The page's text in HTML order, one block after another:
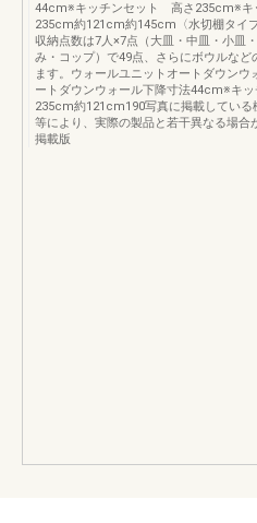
44cm※キッチンセット 高さ235cm※キ
235cm約121cm約145cm〈水切棚タイ
収納点数は7人×7点（大皿・中皿・小皿
み・コップ）で49点、さらにボウルなど
ます。ウォールユニットオートダウンウ
ートダウンウォール下降寸法44cm※キ
235cm約121cm190写真に掲載している
等により、実際の製品と若干異なる場合
掲載版